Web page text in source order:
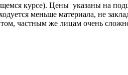
курсе). Цены указаны на
меньше материала, не
частным же лицам очень